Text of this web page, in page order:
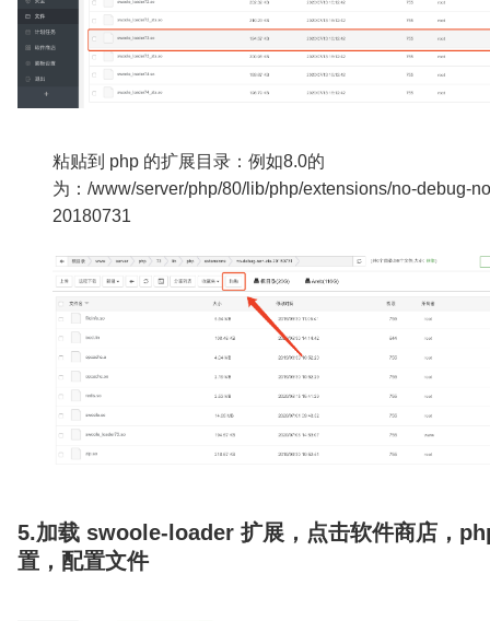
粘贴到 php 的扩展目录：例如8.0的
为：/www/server/php/80/lib/php/extensions/no-debug-
20180731
5.加载 swoole-loader 扩展，点击软件商店，
置，配置文件